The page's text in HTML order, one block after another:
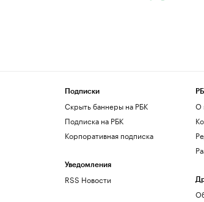
Подписки
Скрыть баннеры на РБК
Подписка на РБК
Корпоративная подписка
Уведомления
RSS Новости
О